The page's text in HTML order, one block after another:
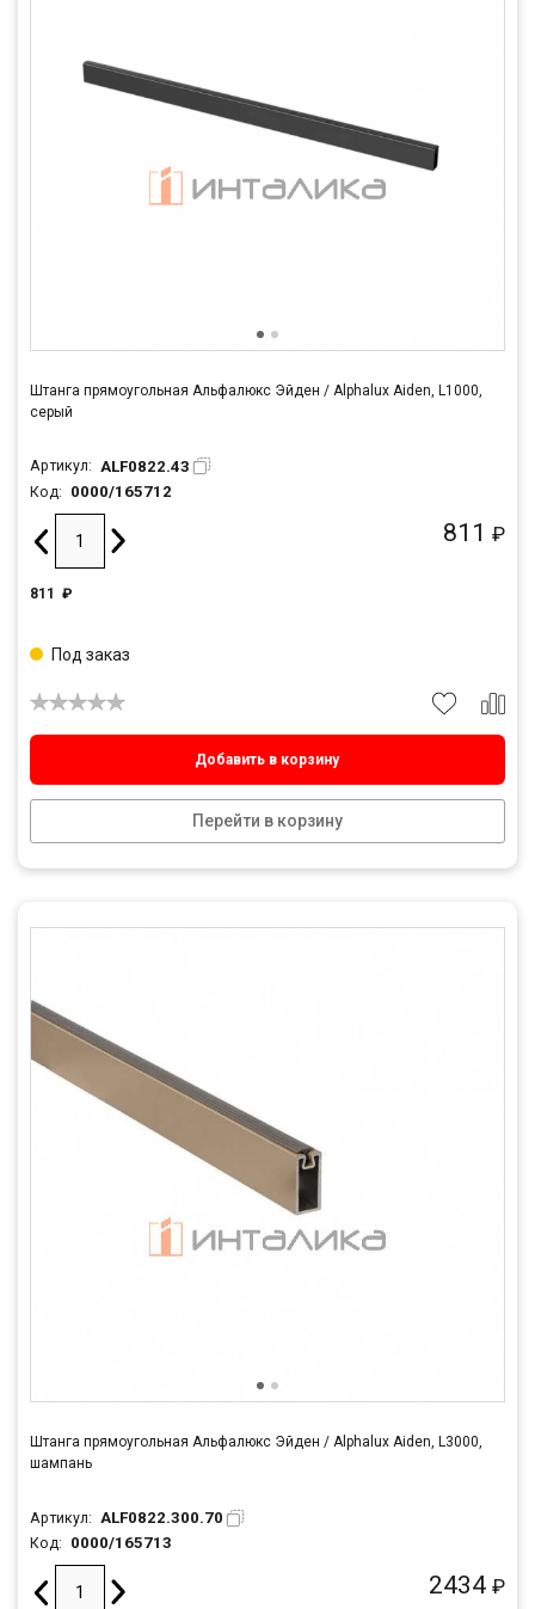
Штанга прямоугольная Альфалюкс Эйден / Alphalux Aiden, L1000,
серый
Артикул: ALF0822.43
Код: 0000/165712
811 ₽
811 ₽
Добавить в корзину
Перейти в корзину
Под заказ
Штанга прямоугольная Альфалюкс Эйден / Alphalux Aiden, L3000,
шампань
Артикул: ALF0822.300.70
Код: 0000/165713
2434 ₽